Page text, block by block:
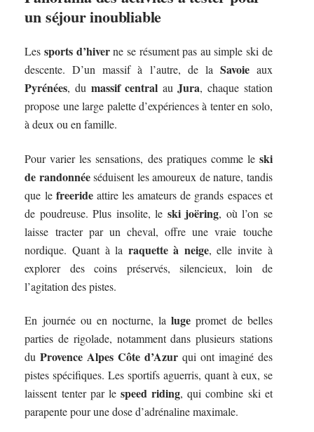
un séjour inoubliable
Les sports d’hiverne se résument pas au simple ski de
descente. D’un massif à l’autre, de la Savoieaux
Pyrénées, du massif central auJura, chaque station
propose une large palette d’expériences à tenter en solo,
à deux ou en famille.
Pour varier les sensations, des pratiques comme le ski
de randonnéeséduisent les amoureux de nature, tandis
que le freerideattire les amateurs de grands espaces et
de poudreuse. Plus insolite, le ski joëring, où l’on se
laisse tracter par un cheval, offre une vraie touche
nordique. Quant à la raquette à neige, elle invite à
explorer des coins préservés, silencieux, loin de
l’agitation des pistes.
En journée ou en nocturne, laluge promet de belles
parties de rigolade, notamment dans plusieurs stations
duProvence Alpes Côte d’Azur qui ont imaginé des
pistes spécifiques. Les sportifs aguerris, quant à eux, se
laissent tenter par le speed riding, qui combine ski et
parapente pour une dose d’adrénaline maximale.